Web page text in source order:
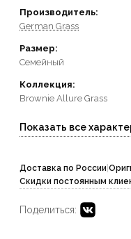
Производитель:
German Grass
Размер:
Семейный
Коллекция:
Brownie Allure Grass
Показать все
Доставка по России
Скидки постоянным
Поделиться: